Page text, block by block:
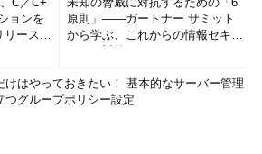
ョンを
リースを
原則」――ガートナー サミット
から学ぶ、これからの情報セキュ
けはやっておきたい！ 基本的なサーバー管理
つグループポリシー設定